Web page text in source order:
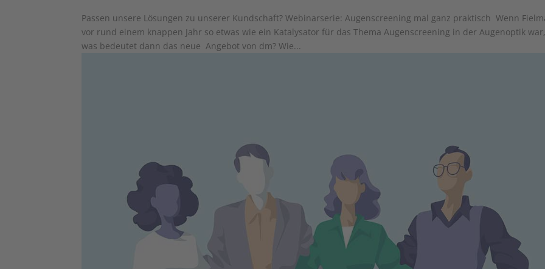
Passen unsere Lösungen zu unserer Kundschaft? Webinarserie: Augenscreening mal ganz praktisch Wenn
vor rund einem knappen Jahr so etwas wie ein Katalysator für das Thema Augenscreening in der Augenoptik war,
was bedeutet dann das neue ­ Angebot von dm? Wie...